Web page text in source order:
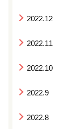
2022.12
2022.11
2022.10
2022.9
2022.8